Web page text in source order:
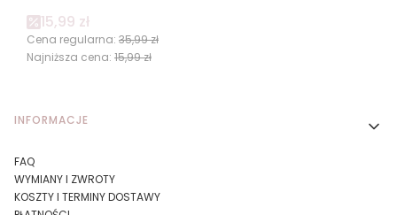
Cena promocyjna
15,99 zł
Cena regularna: 35,99 zł
Najniższa cena: 15,99 zł
Linki w stopce
INFORMACJE
FAQ
WYMIANY I ZWROTY
KOSZTY I TERMINY DOSTAWY